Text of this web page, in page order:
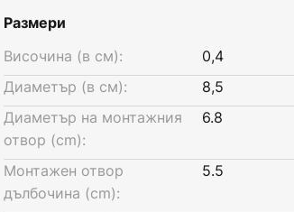
Размери
Височина (в см):
0,4
Диаметър (в см):
8,5
Диаметър на монтажния
отвор (cm):
6.8
Монтажен отвор
дълбочина (cm):
5.5